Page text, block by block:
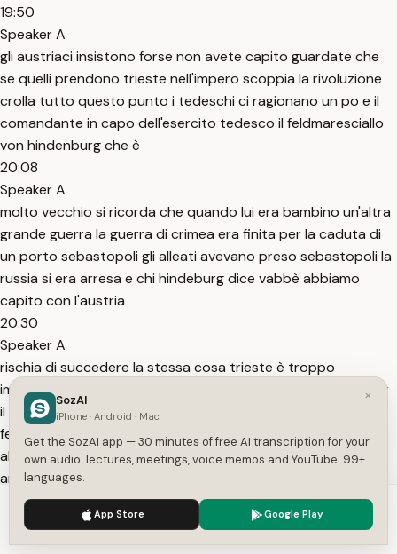
19:50
Speaker A
gli austriaci insistono forse non avete capito guardate che
se quelli prendono trieste nell'impero scoppia la rivoluzione
crolla tutto questo punto i tedeschi ci ragionano un po e il
comandante in capo dell'esercito tedesco il feldmaresciallo
von hindenburg che è
20:08
Speaker A
molto vecchio si ricorda che quando lui era bambino un'altra
grande guerra la guerra di crimea era finita per la caduta di
un porto sebastopoli gli alleati avevano preso sebastopoli la
russia si era arresa e chi hindeburg dice vabbè abbiamo
capito con l'austria
20:30
Speaker A
rischia di succedere la stessa cosa trieste è troppo
importante dobbiamo aiutarli detto fra parentesi giusto per
il piacere di affrescare il personaggio con due pennellate il
feldmaresciallo folk hindenburg era già molto vecchio
abbastanza vecchio da ricordarsi la guerra di crimea vivrà
ancora molto a
20:49
Speaker A
lungo nella germania fra le due guerre diventerà presidente
We use cookies to enhance your experience.
×
SozAI
iPhone · Android · Mac
Get the SozAI app — 30 minutes of free AI transcription for your
own audio: lectures, meetings, voice memos and YouTube. 99+
languages.
App Store Google Play